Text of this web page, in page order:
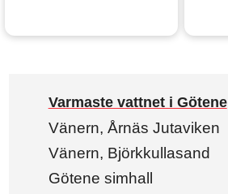
Varmaste vattnet i Götene
Vänern, Årnäs Jutaviken
Vänern, Björkkullasand
Götene simhall